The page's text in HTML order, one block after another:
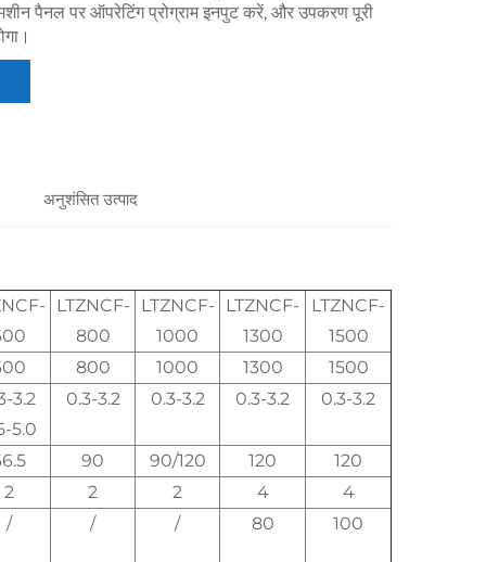
पैनल पर ऑपरेटिंग प्रोग्राम इनपुट करें, और उपकरण पूरी
अनुशंसित उत्पाद
LTZNCF-
800
LTZNCF-
1000
LTZNCF-
1300
LTZNCF-
1500
800 1000 1300
1500
3.2
5.0
0.3-3.2 0.3-3.2 0.3-3.2 0.3-3.2
90 90/120 120
120
2 2 2 4
4
/ / / 80 100